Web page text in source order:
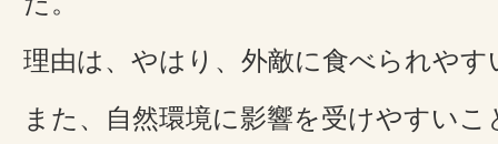
理由は、やはり、外敵に食べられやす
また、自然環境に影響を受けやすいこ